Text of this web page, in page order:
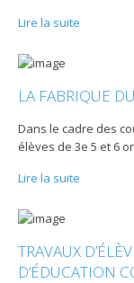
Lire la suite
LA FABRIQUE
Dans le cadre des
élèves de 3e 5 et 6
Lire la suite
TRAVAUX
D’ÉDUCATION